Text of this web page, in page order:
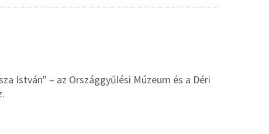
István" – az Országgyűlési Múzeum és a Déri